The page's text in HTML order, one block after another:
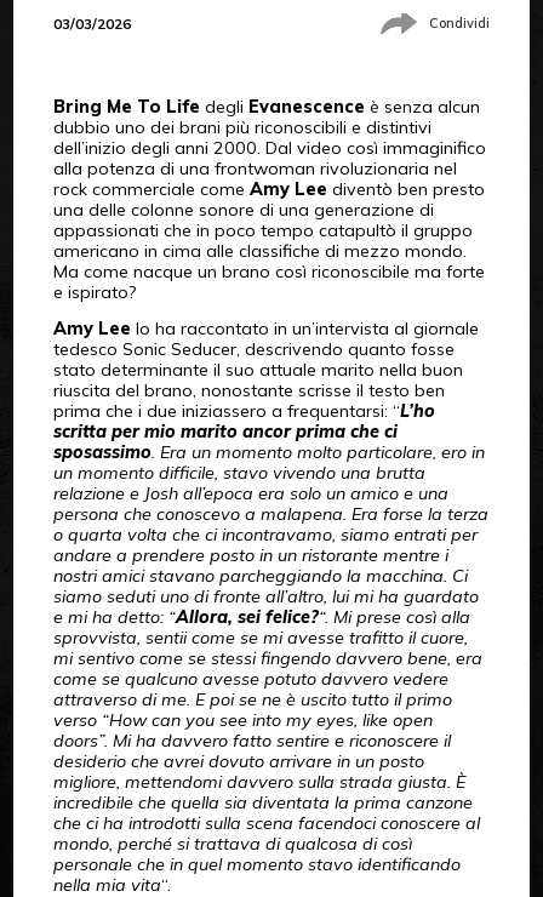
03/03/2026 Condividi
Bring Me To Life degli Evanescence è senza alcun
dubbio uno dei brani più riconoscibili e distintivi
dell’inizio degli anni 2000. Dal video così immaginifico
alla potenza di una frontwoman rivoluzionaria nel
rock commerciale come Amy Lee diventò ben presto
una delle colonne sonore di una generazione di
appassionati che in poco tempo catapultò il gruppo
americano in cima alle classifiche di mezzo mondo.
Ma come nacque un brano così riconoscibile ma forte
e ispirato?
Amy Lee lo ha raccontato in un’intervista al giornale
tedesco Sonic Seducer, descrivendo quanto fosse
stato determinante il suo attuale marito nella buon
riuscita del brano, nonostante scrisse il testo ben
prima che i due iniziassero a frequentarsi: “L’ho
scritta per mio marito ancor prima che ci
sposassimo. Era un momento molto particolare, ero in
un momento difficile, stavo vivendo una brutta
relazione e Josh all’epoca era solo un amico e una
persona che conoscevo a malapena. Era forse la terza
o quarta volta che ci incontravamo, siamo entrati per
andare a prendere posto in un ristorante mentre i
nostri amici stavano parcheggiando la macchina. Ci
siamo seduti uno di fronte all’altro, lui mi ha guardato
e mi ha detto: “Allora, sei felice?“. Mi prese così alla
sprovvista, sentii come se mi avesse trafitto il cuore,
mi sentivo come se stessi fingendo davvero bene, era
come se qualcuno avesse potuto davvero vedere
attraverso di me. E poi se ne è uscito tutto il primo
verso “How can you see into my eyes, like open
doors”. Mi ha davvero fatto sentire e riconoscere il
desiderio che avrei dovuto arrivare in un posto
migliore, mettendomi davvero sulla strada giusta. È
incredibile che quella sia diventata la prima canzone
che ci ha introdotti sulla scena facendoci conoscere al
mondo, perché si trattava di qualcosa di così
personale che in quel momento stavo identificando
nella mia vita“.